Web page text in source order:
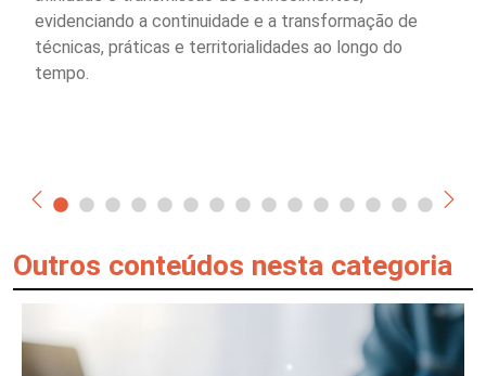
evidenciando a continuidade e a transformação de
técnicas, práticas e territorialidades ao longo do
tempo.
Outros conteúdos nesta categoria